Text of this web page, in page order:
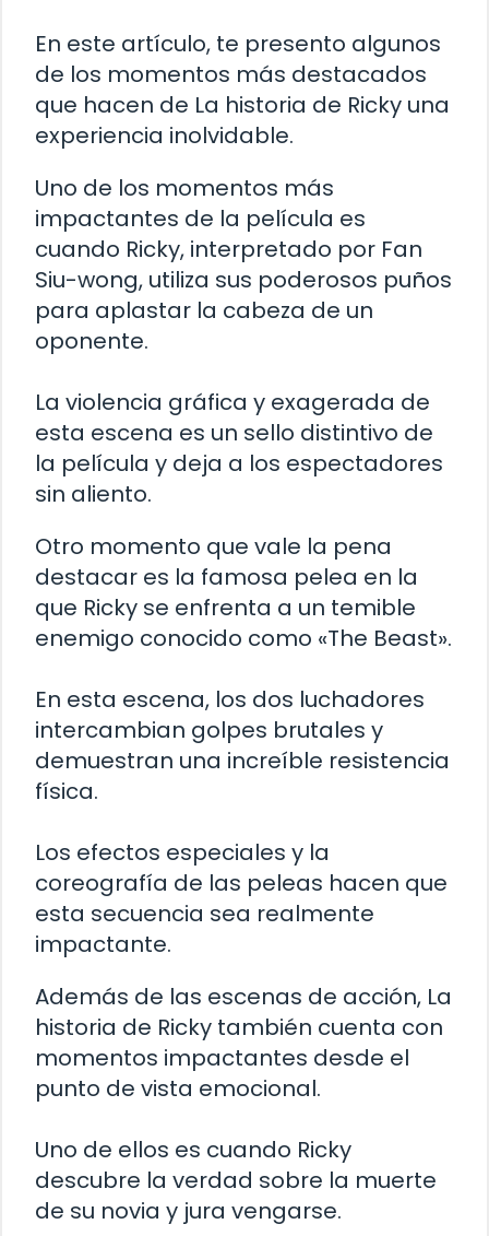
En este artículo, te presento algunos
de los momentos más destacados
que hacen de La historia de Ricky una
experiencia inolvidable.
Uno de los momentos más
impactantes de la película es
cuando Ricky, interpretado por Fan
Siu-wong, utiliza sus poderosos puños
para aplastar la cabeza de un
oponente.
La violencia gráfica y exagerada de
esta escena es un sello distintivo de
la película y deja a los espectadores
sin aliento.
Otro momento que vale la pena
destacar es la famosa pelea en la
que Ricky se enfrenta a un temible
enemigo conocido como «The Beast».
En esta escena, los dos luchadores
intercambian golpes brutales y
demuestran una increíble resistencia
física.
Los efectos especiales y la
coreografía de las peleas hacen que
esta secuencia sea realmente
impactante.
Además de las escenas de acción, La
historia de Ricky también cuenta con
momentos impactantes desde el
punto de vista emocional.
Uno de ellos es cuando Ricky
descubre la verdad sobre la muerte
de su novia y jura vengarse.